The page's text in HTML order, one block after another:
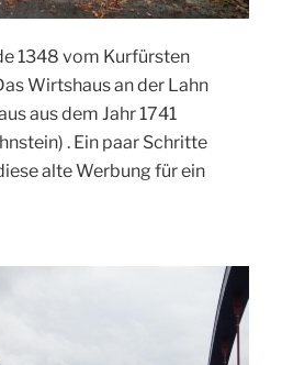
1348 vom Kurfürsten
Wirtshaus an der Lahn
aus dem Jahr 1741
. Ein paar Schritte
alte Werbung für ein